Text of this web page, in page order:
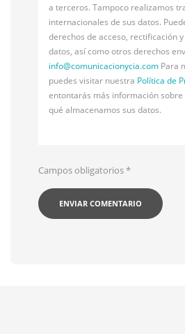
a terceros. Tampoco realizamos
internacionales de sus datos.
derechos de acceso, rectificación
datos, así como otros derechos
info@comunicacionycia.com Para
puedes visitar nuestra Política de
entontarás más información
qué almacenamos sus datos.
Campos obligatorios*